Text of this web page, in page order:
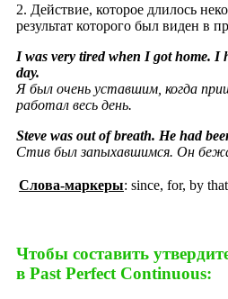
2. Действие, которое длилось
результат которого был виден в
I was very tired when I got home. I
day.
Я был очень уставшим, когда
работал весь день.
Steve was out of breath. He had
Стив был запыхавшимся. Он
Слова-маркеры: since, for, by
Чтобы составить
в Past Perfect Continuous: